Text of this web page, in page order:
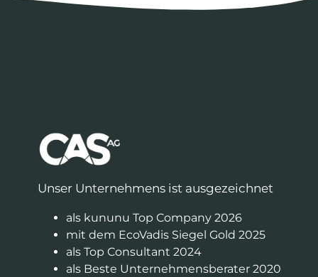
Unser Unternehmens ist ausgezeichnet
als kununu Top Company 2026
mit dem EcoVadis Siegel Gold 2025
als Top Consultant 2024
als Beste Unternehmensberater 2020